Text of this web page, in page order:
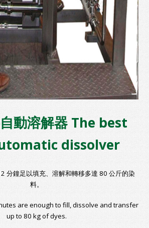
動溶解器 The best
dissolver
分鐘足以填充、溶解和轉移多達 80 公斤的染
料。
are enough to fill, dissolve and transfer
up to 80 kg of dyes.